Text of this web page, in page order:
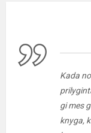
Kada
gi mes
knyga,